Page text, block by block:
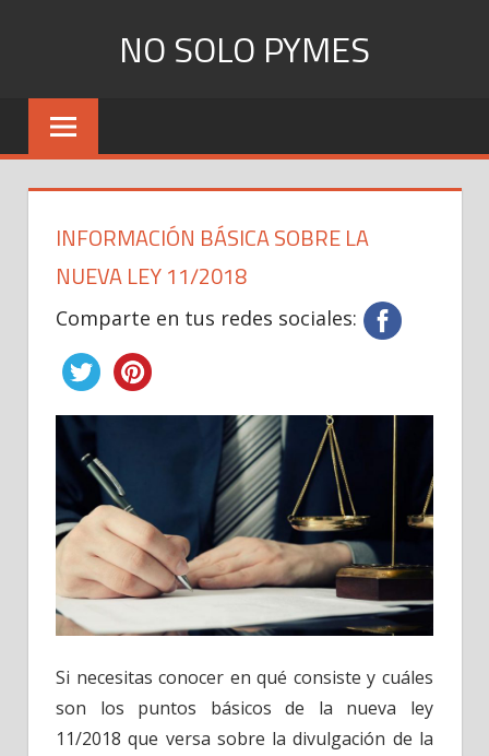
NO SOLO PYMES
Todo
que
necesita
saber
INFORMACIÓN BÁSICA SOBRE LA
NUEVA LEY 11/2018
Comparte en tus redes sociales:
Si necesitas conocer en qué consiste y cuáles
son los puntos básicos de la nueva ley
11/2018 que versa sobre la divulgación de la